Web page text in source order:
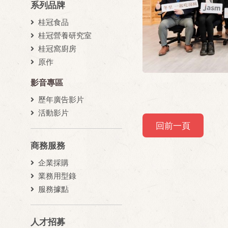
系列品牌
桂冠食品
桂冠營養研究室
桂冠窩廚房
原作
影音專區
歷年廣告影片
活動影片
商務服務
企業採購
業務用型錄
服務據點
人才招募
回前一頁